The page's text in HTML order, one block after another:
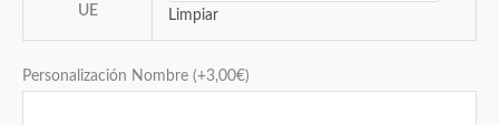
UE Limpiar
Personalización Nombre (+3,00€)